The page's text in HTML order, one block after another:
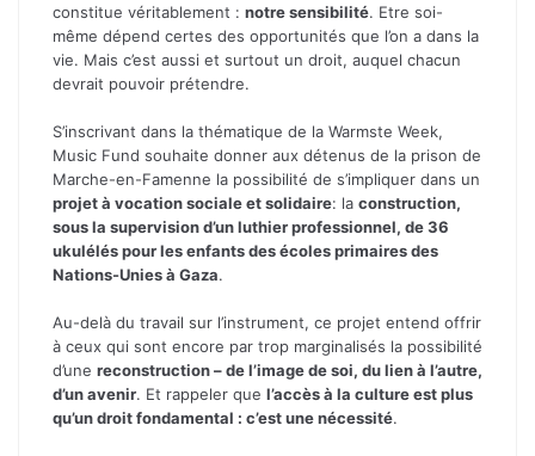
constitue véritablement : notre sensibilité. Etre soi-
même dépend certes des opportunités que l’on a dans la
vie. Mais c’est aussi et surtout un droit, auquel chacun
devrait pouvoir prétendre.
S’inscrivant dans la thématique de la Warmste Week,
Music Fund souhaite donner aux détenus de la prison de
Marche-en-Famenne la possibilité de s’impliquer dans un
projet à vocation sociale et solidaire: la construction,
sous la supervision d’un luthier professionnel, de 36
ukulélés pour les enfants des écoles primaires des
Nations-Unies à Gaza.
Au-delà du travail sur l’instrument, ce projet entend offrir
à ceux qui sont encore par trop marginalisés la possibilité
d’une reconstruction – de l’image de soi, du lien à l’autre,
d’un avenir. Et rappeler que l’accès à la culture est plus
qu’un droit fondamental : c’est une nécessité.